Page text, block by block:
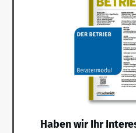
Haben wir Ihr